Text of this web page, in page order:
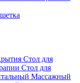
Стол для
Стол для
Массажный